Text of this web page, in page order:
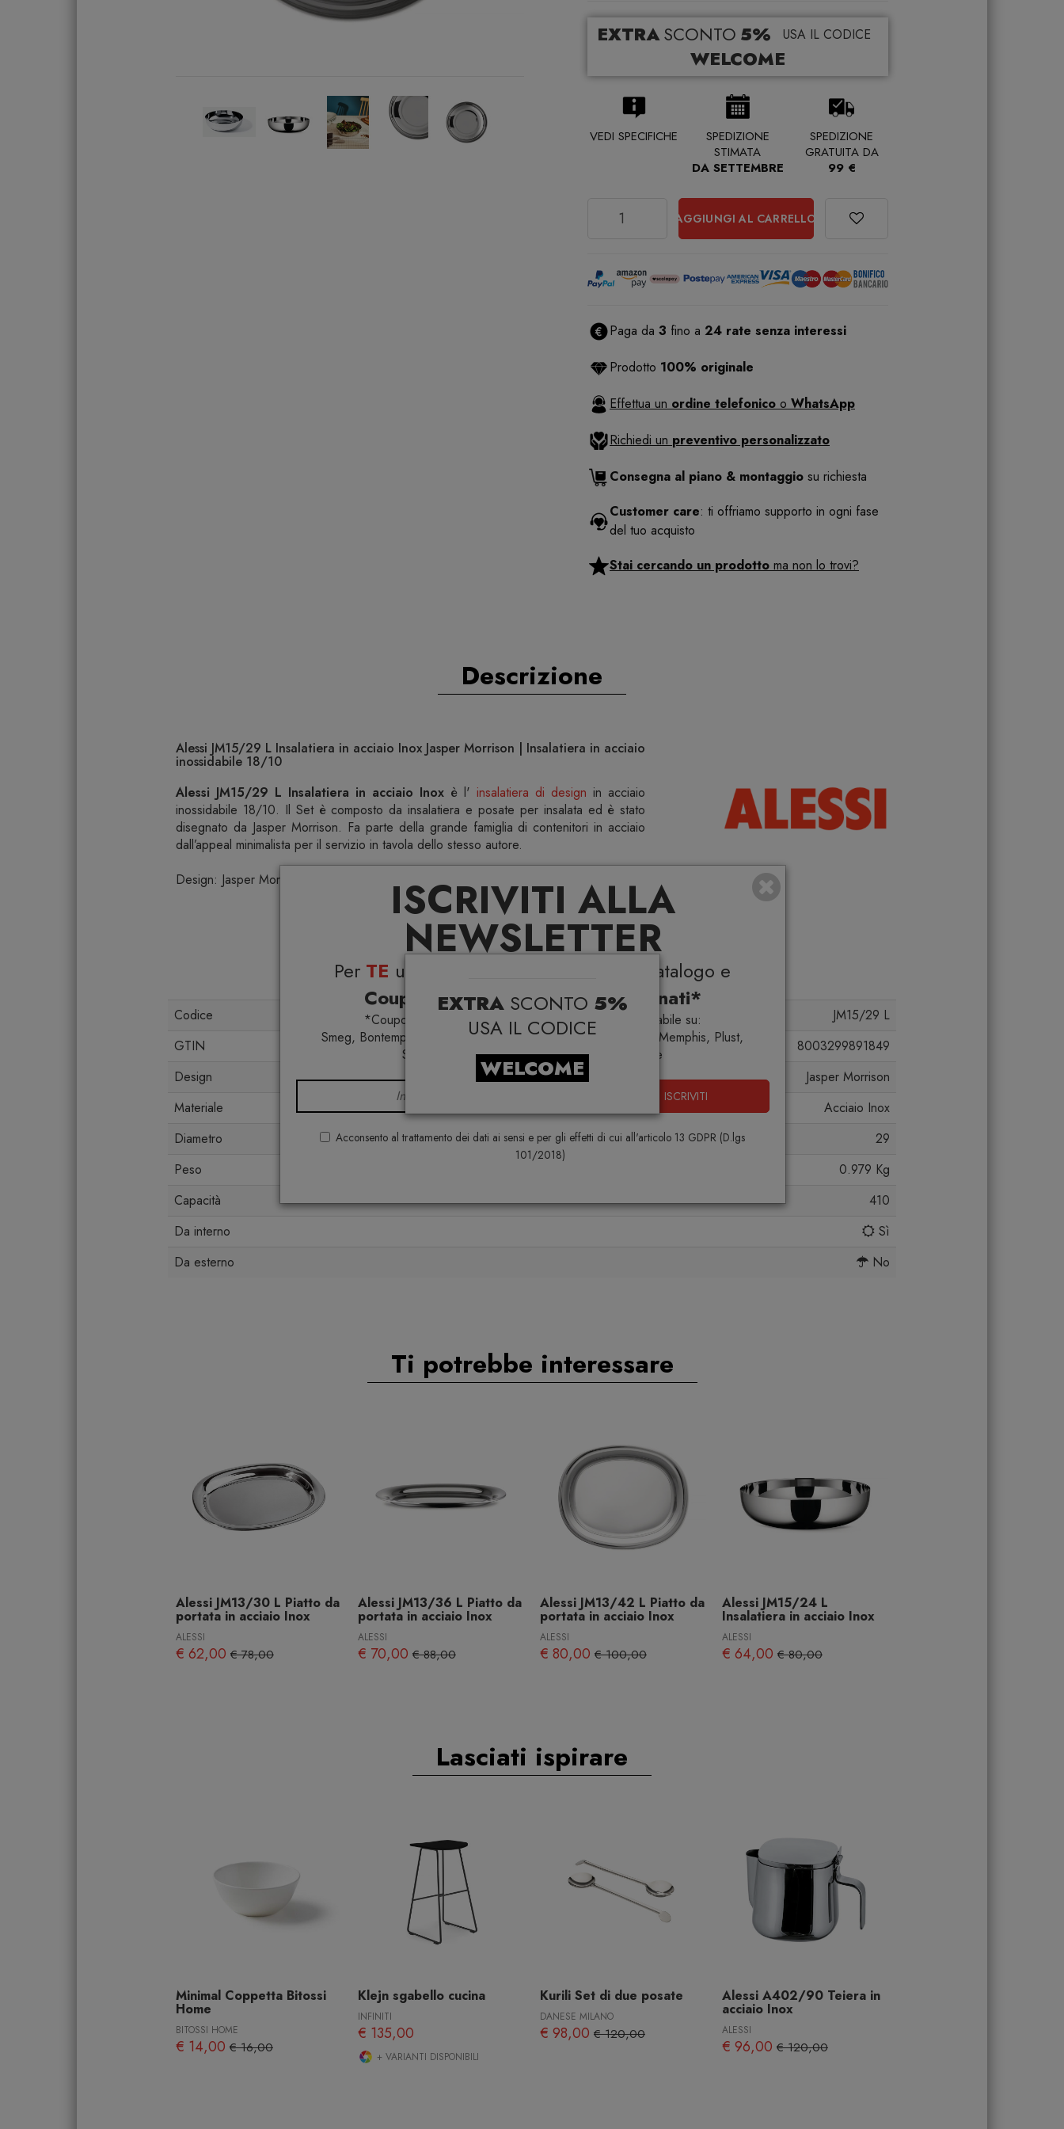
ISCRIVITI ALLA
NEWSLETTER
Per TE uno
su tutto il catalogo e
Coupon esclusivi su brand selezionati*
*Coupon non cumulabile con altre promo e non applicabile su:
Smeg, Bontempi Casa, Samsonite, BBB Italia, Franke, Gufram, Memphis, Plust,
Samsung, Faber, Dunavox, Zafferano, VG, Slide
ISCRIVITI
Acconsento al trattamento dei dati ai sensi e per gli effetti di cui all'articolo 13 GDPR (D.lgs
101/2018)
EXTRA SCONTO 5%
USA IL CODICE
WELCOME
EXTRASCONTO 5% USA IL CODICE
WELCOME
VEDI SPECIFICHE
SPEDIZIONE
STIMATA
DA SETTEMBRE
SPEDIZIONE
GRATUITA DA
99 €
AGGIUNGI AL CARRELLO
Paga da 3 fino a 24 rate senza interessi
Prodotto 100% originale
Effettua un ordine telefonico o WhatsApp
Richiedi un preventivo personalizzato
Consegna al piano & montaggio su richiesta
Customer care: ti offriamo supporto in ogni fase
del tuo acquisto
Stai cercando un prodotto ma non lo trovi?
Descrizione
Alessi JM15/29 L Insalatiera in acciaio Inox Jasper Morrison | Insalatiera in acciaio
inossidabile 18/10
Alessi JM15/29 L Insalatiera in acciaio Inox è l'insalatiera di design in acciaio
inossidabile 18/10. Il Set è composto da insalatiera e posate per insalata ed è stato
disegnato da Jasper Morrison. Fa parte della grande famiglia di contenitori in acciaio
dall’appeal minimalista per il servizio in tavola dello stesso autore.
Design: Jasper Morrison
Specifiche
Codice
JM15/29 L
GTIN
8003299891849
Design
Jasper Morrison
Materiale
Acciaio Inox
Diametro
29
Peso
0.979 Kg
Capacità
410
Da interno
Sì
Da esterno
No
Ti potrebbe interessare
Alessi JM13/30 L Piatto da
portata in acciaio Inox
ALESSI
€ 62,00 € 78,00
Alessi JM13/36 L Piatto da
portata in acciaio Inox
ALESSI
€ 70,00 € 88,00
Alessi JM13/42 L Piatto da
portata in acciaio Inox
ALESSI
€ 80,00 € 100,00
Alessi JM15/24 L
Insalatiera in acciaio Inox
ALESSI
€ 64,00 € 80,00
Lasciati ispirare
Minimal Coppetta Bitossi
Home
BITOSSI HOME
€ 14,00 € 16,00
Klejn sgabello cucina
INFINITI
€ 135,00
+ VARIANTI DISPONIBILI
Kurili Set di due posate
DANESE MILANO
€ 98,00 € 120,00
Alessi A402/90 Teiera in
acciaio Inox
ALESSI
€ 96,00 € 120,00